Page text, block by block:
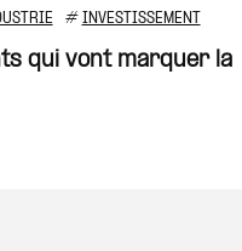
# INVESTISSEMENT
qui vont marquer la